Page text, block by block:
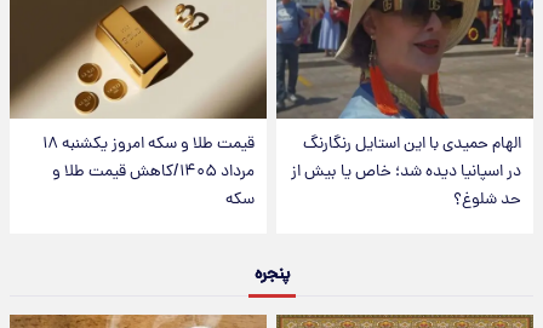
الهام حمیدی با این استایل رنگارنگ
در اسپانیا دیده شد؛ خاص یا بیش از
حد شلوغ؟
قیمت طلا و سکه امروز یکشنبه ۱۸
مرداد ۱۴۰۵/کاهش قیمت طلا و
سکه
پنجره